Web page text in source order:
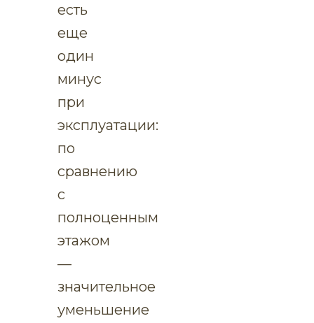
есть
еще
один
минус
при
эксплуатации:
по
сравнению
с
полноценным
этажом
—
значительное
уменьшение